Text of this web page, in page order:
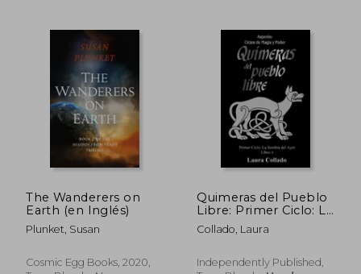
The Wanderers on
Earth (en Inglés)
Plunket, Susan
Cosmic Egg Books, 2020,
Quimeras del Pueblo
Libre: Primer Ciclo: La
sombra del ayer
(Libro 1)
Collado, Laura
Independently Published,